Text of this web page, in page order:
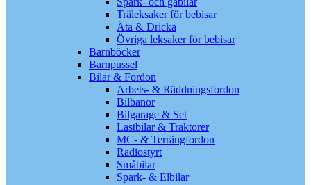
Träleksaker för bebisar
Äta & Dricka
Övriga leksaker för bebisar
Barnböcker
Barnpussel
Bilar & Fordon
Arbets- & Räddningsfordon
Bilbanor
Bilgarage & Set
Lastbilar & Traktorer
MC- & Terrängfordon
Radiostyrt
Småbilar
Spark- & Elbilar